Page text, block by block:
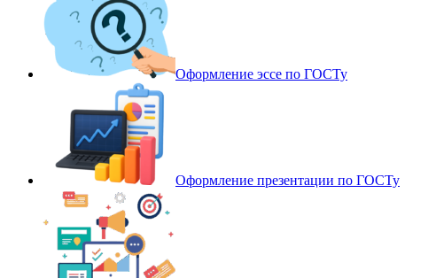
Оформление эссе по ГОСТу
Оформление презентации по ГОСТу